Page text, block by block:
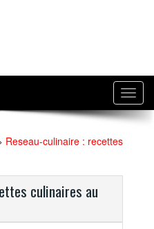
Reseau-culinaire : recettes
culinaires au